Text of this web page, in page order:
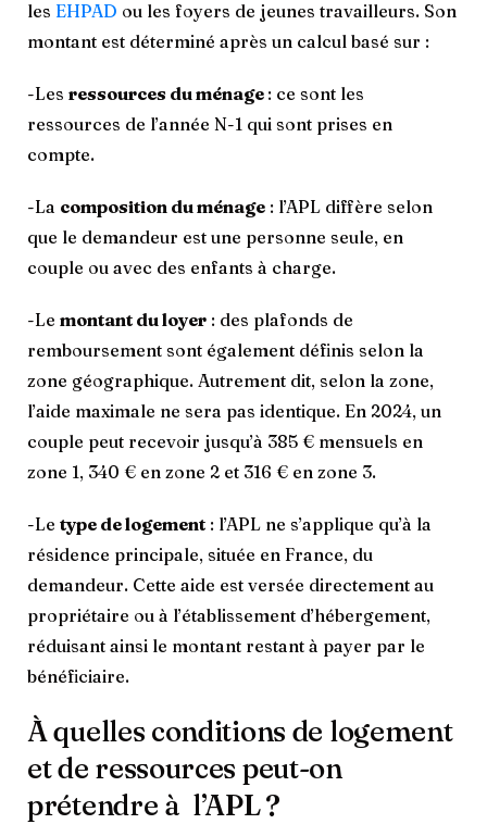
les EHPAD ou les foyers de jeunes travailleurs. Son
montant est déterminé après un calcul basé sur :
-Les ressources du ménage : ce sont les
ressources de l’année N-1 qui sont prises en
compte.
-La composition du ménage : l’APL diffère selon
que le demandeur est une personne seule, en
couple ou avec des enfants à charge.
-Le montant du loyer : des plafonds de
remboursement sont également définis selon la
zone géographique. Autrement dit, selon la zone,
l’aide maximale ne sera pas identique. En 2024, un
couple peut recevoir jusqu’à 385 € mensuels en
zone 1, 340 € en zone 2 et 316 € en zone 3.
-Le type de logement : l’APL ne s’applique qu’à la
résidence principale, située en France, du
demandeur. Cette aide est versée directement au
propriétaire ou à l’établissement d’hébergement,
réduisant ainsi le montant restant à payer par le
bénéficiaire.
À quelles conditions de logement
et de ressources peut-on
prétendre à l’APL ?